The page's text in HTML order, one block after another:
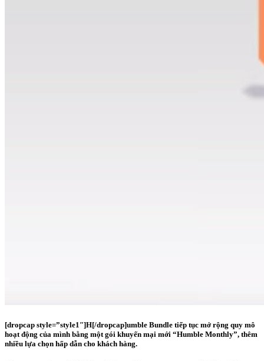
[dropcap style=”style1″]H[/dropcap]umble Bundle tiếp tục mở rộng quy mô
hoạt động của mình bằng một gói khuyến mại mới “Humble Monthly”, thêm
nhiều lựa chọn hấp dẫn cho khách hàng.